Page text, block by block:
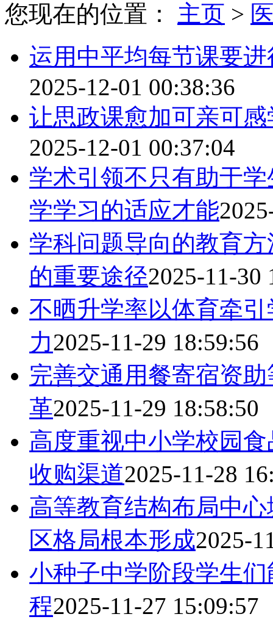
您现在的位置： 主页 >
运用中平均每节课要
2025-12-01 00:38:36
让思政课愈加可亲可
2025-12-01 00:37:04
学术引领不只有助于
学学习的适应才能
学科问题导向的教育
的重要途径2025-11-30
不晒升学率以体育牵
力2025-11-29 18:59:56
完善交通用餐寄宿资
革2025-11-29 18:58:50
高度重视中小学校园
收购渠道2025-11-28
高等教育结构布局中
区格局根本形成2025-
小种子中学阶段学生
程2025-11-27 15:09:57